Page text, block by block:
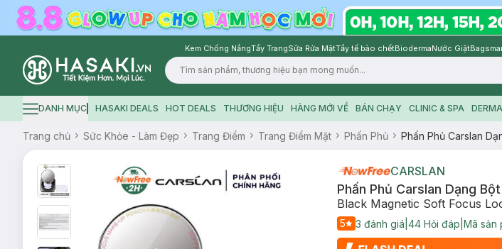
Kem Chống NắngTẩy TrangSữa Rửa MặtTẩy tế bào chếtBiodermaNước Giặt
Logo
Hamburger icon
DANH MỤC HASAKI DEALS HOT DEALS THƯƠNG HIỆU HÀNG MỚI VỀ BÁN CHẠY CLINIC & SPA
Trang chủ Sức Khỏe - Làm Đẹp Trang Điểm Trang Điểm Mặt Phấn Phủ Phấn Phủ Carslan
CARSLAN
Phấn Phủ Carslan Dạng
Black Magnetic Soft Focus
5 3 đánh giá 44Hỏi đáp Mã sản